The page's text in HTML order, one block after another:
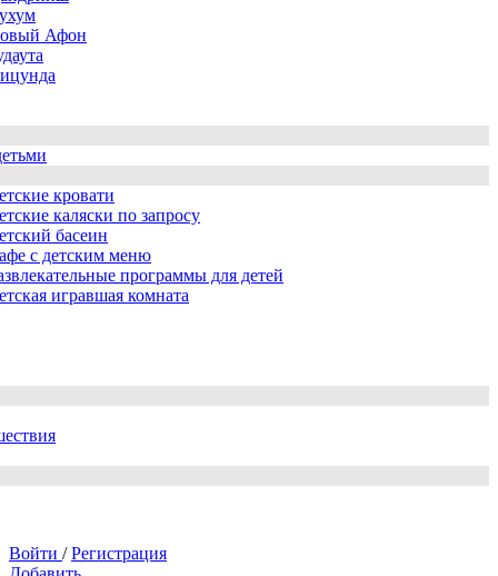
Афон
кровати
каляски по запросу
басеин
с детским меню
программы для детей
игравшая комната
Войти / Регистрация